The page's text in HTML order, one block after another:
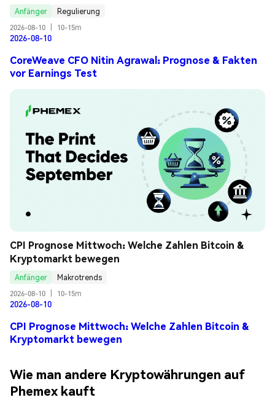
Anfänger
Regulierung
2026-08-10
10-15m
2026-08-10
CoreWeave CFO Nitin Agrawal: Prognose & Fakten
vor Earnings Test
CPI Prognose Mittwoch: Welche Zahlen Bitcoin &
Kryptomarkt bewegen
Anfänger
Makrotrends
2026-08-10
10-15m
2026-08-10
CPI Prognose Mittwoch: Welche Zahlen Bitcoin &
Kryptomarkt bewegen
Wie man andere Kryptowährungen auf
Phemex kauft